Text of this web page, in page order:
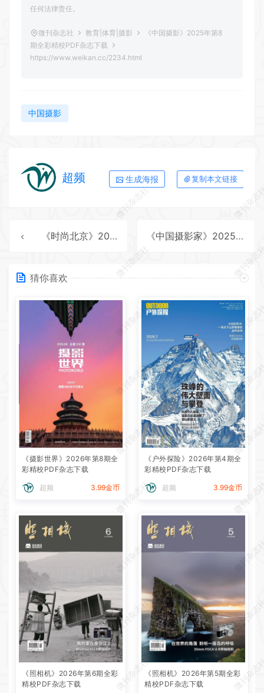
任何法律责任。
微刊杂志社 教育|体育|摄影
《中国摄影》2025年第8
期全彩精校PDF杂志下载
https://www.weikan.cc/2234.html
中国摄影
超频 生成海报 复制本文链接
《时尚北京》2025年第8期全彩精校PDF杂志下载 《中国摄影家》2025年第8期全彩精校PDF杂志下载
猜你喜欢
《摄影世界》2026年第8期全
彩精校PDF杂志下载
超频 3.99金币
《户外探险》2026年第4期全
彩精校PDF杂志下载
超频 3.99金币
《照相机》2026年第6期全彩
精校PDF杂志下载
《照相机》2026年第5期全彩
精校PDF杂志下载
微刊杂志社
微刊杂
微刊杂志社
微刊杂
微刊杂志社
微刊杂
微刊杂志社
微刊杂
微刊杂志社
微刊杂
微刊杂志社
微刊杂
微刊杂志社
微刊杂
微刊杂志社
微刊杂
微刊杂志社
微刊杂